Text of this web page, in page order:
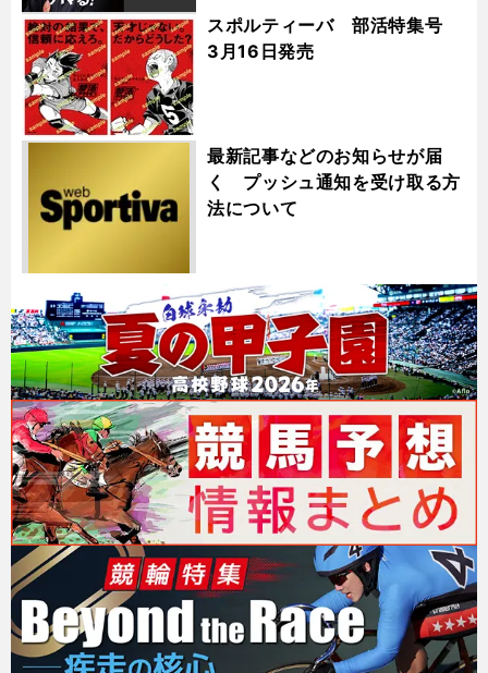
スポルティーバ 部活特集号
3月16日発売
最新記事などのお知らせが届
く プッシュ通知を受け取る方
法について